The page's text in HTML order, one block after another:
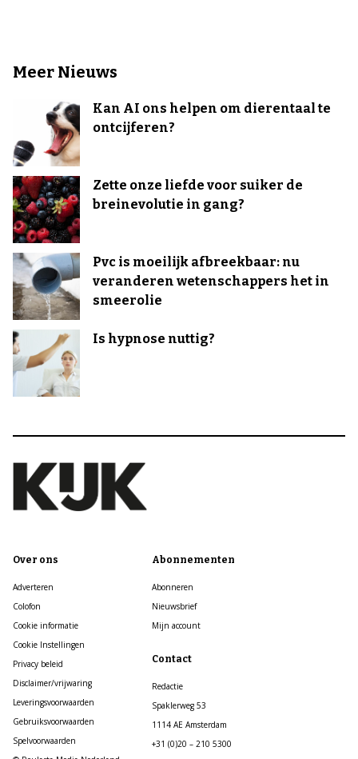
Meer Nieuws
Kan AI ons helpen om dierentaal te
ontcijferen?
Zette onze liefde voor suiker de
breinevolutie in gang?
Pvc is moeilijk afbreekbaar: nu
veranderen wetenschappers het in
smeerolie
Is hypnose nuttig?
Over ons
Adverteren
Colofon
Cookie informatie
Cookie Instellingen
Privacy beleid
Disclaimer/vrijwaring
Leveringsvoorwaarden
Gebruiksvoorwaarden
Spelvoorwaarden
Abonnementen
Abonneren
Nieuwsbrief
Mijn account
Contact
Redactie
Spaklerweg 53
1114 AE Amsterdam
+31 (0)20 – 210 5300